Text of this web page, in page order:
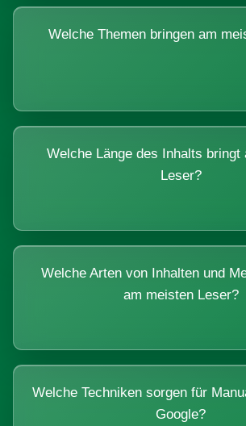
Welche Themen bringen am
Welche Länge des Inhalts bringt
Leser?
Welche Arten von Inhalten und
am meisten Leser?
Welche Techniken sorgen für
Google?